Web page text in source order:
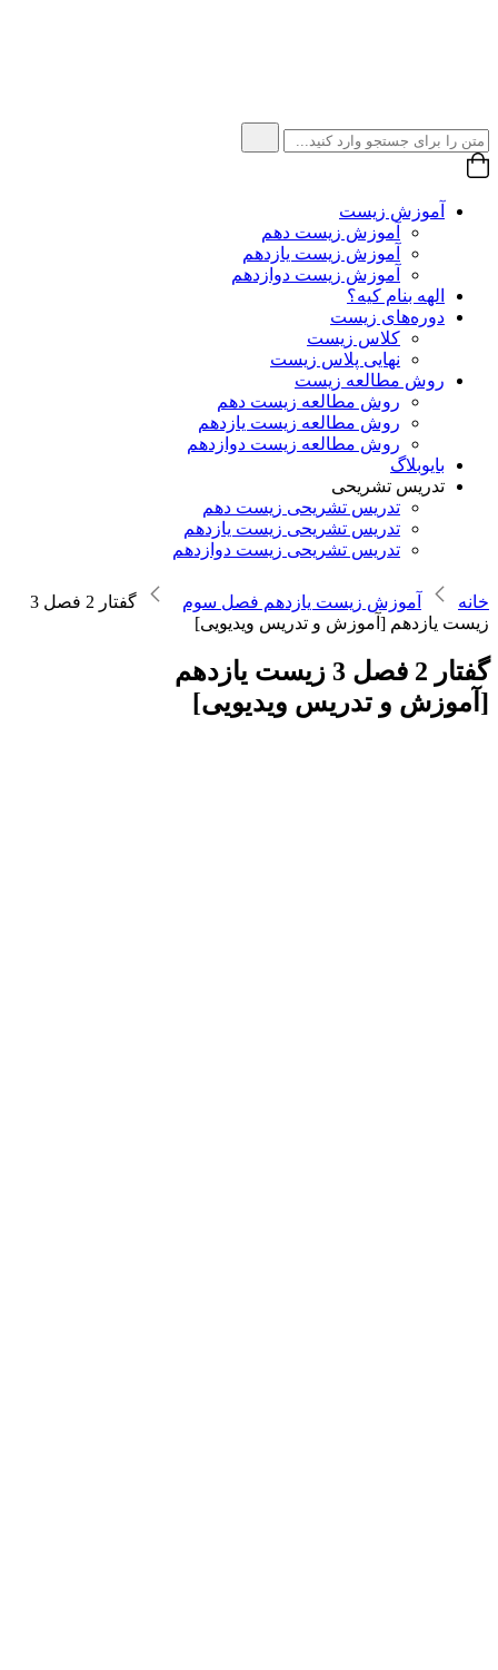
آموزش زیست
آموزش زیست دهم
آموزش زیست یازدهم
آموزش زیست دوازدهم
الهه بنام کیه؟
دوره‌های زیست
کلاس زیست
نهایی پلاس زیست
روش مطالعه زیست
روش مطالعه زیست دهم
روش مطالعه زیست یازدهم
روش مطالعه زیست دوازدهم
بایوبلاگ
تدریس تشریحی
تدریس تشریحی زیست دهم
تدریس تشریحی زیست یازدهم
تدریس تشریحی زیست دوازدهم
خانه آموزش زیست یازدهم فصل سوم
گفتار 2 فصل 3
زیست یازدهم [آموزش و تدریس ویدیویی]
گفتار 2 فصل 3 زیست یازدهم
[آموزش و تدریس ویدیویی]